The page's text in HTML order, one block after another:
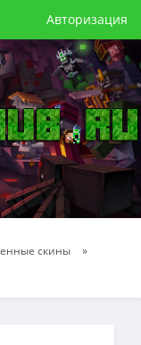
Авторизация
скины
»